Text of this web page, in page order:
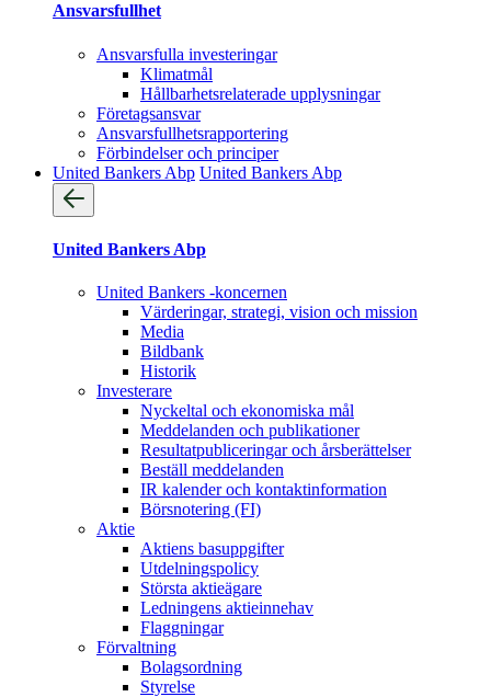
Ansvarsfullhet
Ansvarsfulla investeringar
Klimatmål
Hållbarhetsrelaterade upplysningar
Företagsansvar
Ansvarsfullhets­rapportering
Förbindelser och principer
United Bankers Abp United Bankers Abp
United Bankers Abp
United Bankers -koncernen
Värderingar, strategi, vision och mission
Media
Bildbank
Historik
Investerare
Nyckeltal och ekonomiska mål
Meddelanden och publikationer
Resultatpubliceringar och årsberättelser
Beställ meddelanden
IR kalender och kontaktinformation
Börsnotering (FI)
Aktie
Aktiens basuppgifter
Utdelningspolicy
Största aktieägare
Ledningens aktieinnehav
Flaggningar
Förvaltning
Bolagsordning
Styrelse